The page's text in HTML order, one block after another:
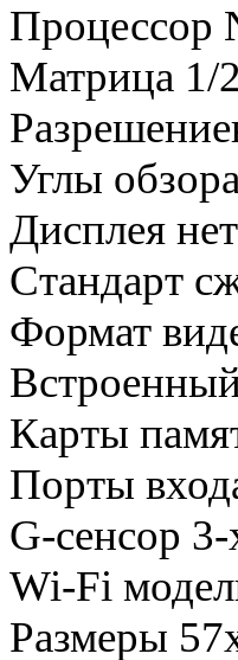
Процессор
Матрица 1/
Углы
Дисплея нет
Стандарт
Формат
Карты
Порты
G-сенсор
Wi-Fi
Размеры 57